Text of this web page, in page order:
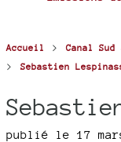
Accueil > Canal Sud
> Sebastien
publié le 17